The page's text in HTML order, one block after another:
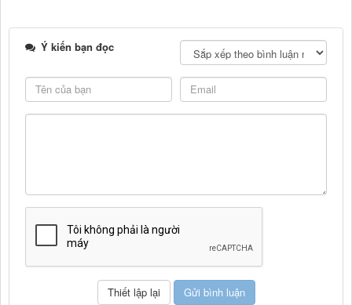
Ý kiến bạn đọc